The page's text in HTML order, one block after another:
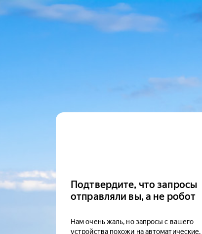
Подтвердите, что запросы
отправляли вы, а не робот
Нам очень жаль, но запросы с вашего
устройства похожи на автоматические.